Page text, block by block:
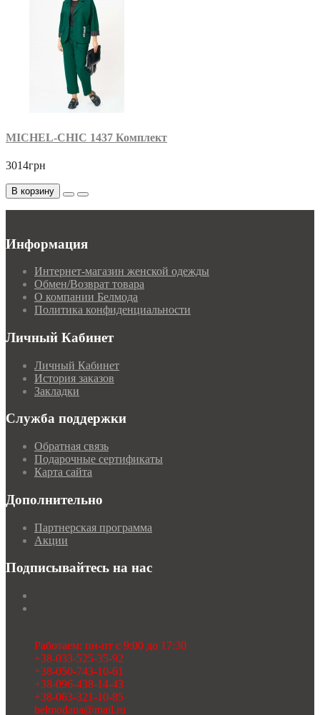
MICHEL-CHIC 1437 Комплект
3014грн
В корзину
Информация
Интернет-магазин женской одежды
Обмен/Возврат товара
О компании Белмода
Политика конфиденциальности
Личный Кабинет
Личный Кабинет
История заказов
Закладки
Служба поддержки
Обратная связь
Подарочные сертификаты
Карта сайта
Дополнительно
Партнерская программа
Акции
Подписывайтесь на нас
Работаем: пн-пт с 9:00 до 17:30
+38-033-525-35-92
+38-050-743-10-61
+38-096-438-14-43
+38-063-321-10-85
belmodaua@mail.ru